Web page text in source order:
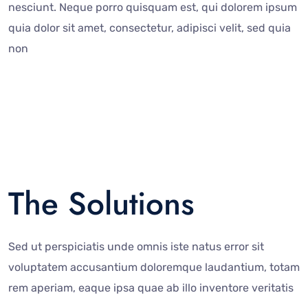
nesciunt. Neque porro quisquam est, qui dolorem ipsum
quia dolor sit amet, consectetur, adipisci velit, sed quia
non
The Solutions
Sed ut perspiciatis unde omnis iste natus error sit
voluptatem accusantium doloremque laudantium, totam
rem aperiam, eaque ipsa quae ab illo inventore veritatis